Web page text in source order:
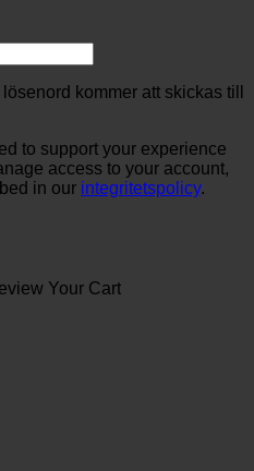
kommer att skickas till
to support your experience
access to your account,
in our integritetspolicy.
Your Cart